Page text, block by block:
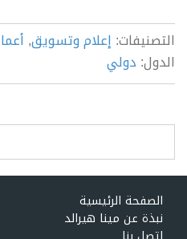
التصنيفات:إعلام وتسويق,أعمال
الدول:دولي
Search form
الصفحة الرئيسية
نبذة عن مينا هيرالد